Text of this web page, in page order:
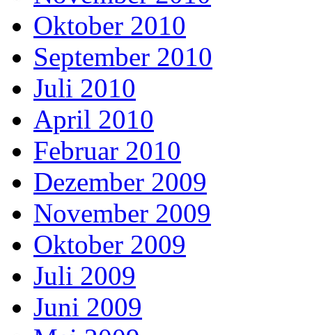
Oktober 2010
September 2010
Juli 2010
April 2010
Februar 2010
Dezember 2009
November 2009
Oktober 2009
Juli 2009
Juni 2009